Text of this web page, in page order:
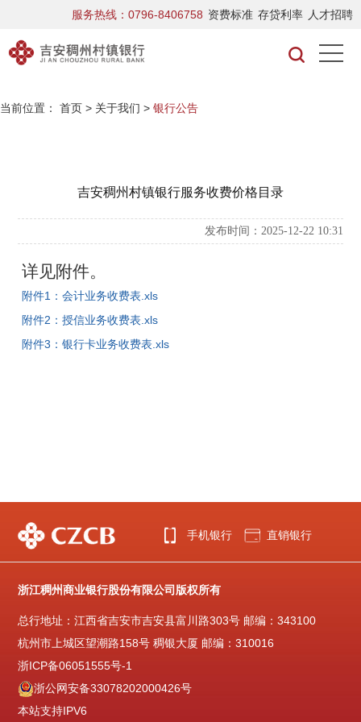
服务热线：0796-8406758 资费标准 存贷利率 人才招聘
当前位置： 首页 > 关于我们 > 银行公告
吉安稠州村镇银行服务收费价格目录
发布时间：2025-12-22 10:31
详见附件。
附件1：会计业务收费表.xls
附件2：授信业务收费表.xls
附件3：银行卡业务收费表.xls
手机银行 直销银行
浙江稠州商业银行股份有限公司版权所有
总行地址：江西省吉安市吉安县富川路303号 邮编：343100
杭州市上城区望潮路158号 稠银大厦 邮编：310016
浙ICP备06051555号-1
浙公网安备33078202000426号
本站支持IPV6